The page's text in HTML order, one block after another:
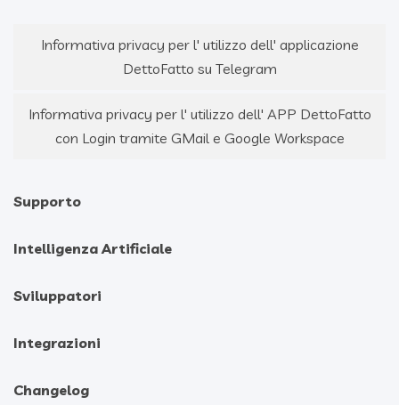
Informativa privacy per l' utilizzo dell' applicazione
DettoFatto su Telegram
Informativa privacy per l' utilizzo dell' APP DettoFatto
con Login tramite GMail e Google Workspace
Supporto
Intelligenza Artificiale
Sviluppatori
Integrazioni
Changelog